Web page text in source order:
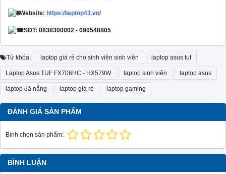
Website: https://laptop43.vn/
SĐT: 0838300002 - 090548805
Từ khóa: laptop giá rẻ cho sinh viên sinh viên laptop asus tuf
Laptop Asus TUF FX706HC - HX579W laptop sinh viên laptop asus
laptop đà nẵng laptop giá rẻ laptop gaming
ĐÁNH GIÁ SẢN PHẨM
Bình chọn sản phẩm:
BÌNH LUẬN